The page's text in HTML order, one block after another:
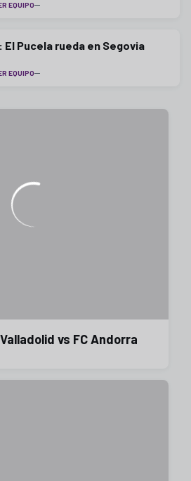
EQUIPO
El Pucela rueda en Segovia
EQUIPO
vs FC Andorra